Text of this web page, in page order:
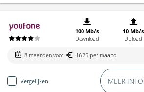
100 Mb/s
Download
10 Mb/s
Upload
8 maanden voor 16,25 per maand
Vergelijken MEER INFO